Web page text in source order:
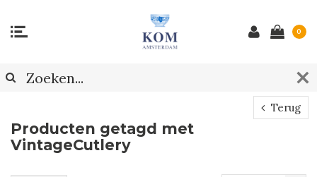
0
Terug
Producten getagd met
VintageCutlery